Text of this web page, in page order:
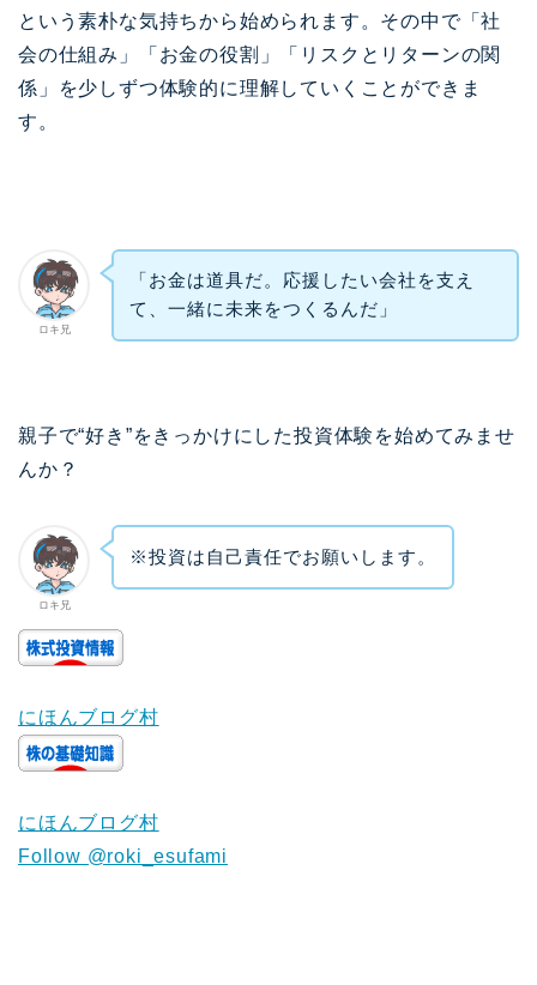
という素朴な気持ちから始められます。その中で「社
会の仕組み」「お金の役割」「リスクとリターンの関
係」を少しずつ体験的に理解していくことができま
す。
ロキ兄
「お金は道具だ。応援したい会社を支え
て、一緒に未来をつくるんだ」
親子で“好き”をきっかけにした投資体験を始めてみませ
んか？
ロキ兄
※投資は自己責任でお願いします。
にほんブログ村
にほんブログ村
Follow @roki_esufami